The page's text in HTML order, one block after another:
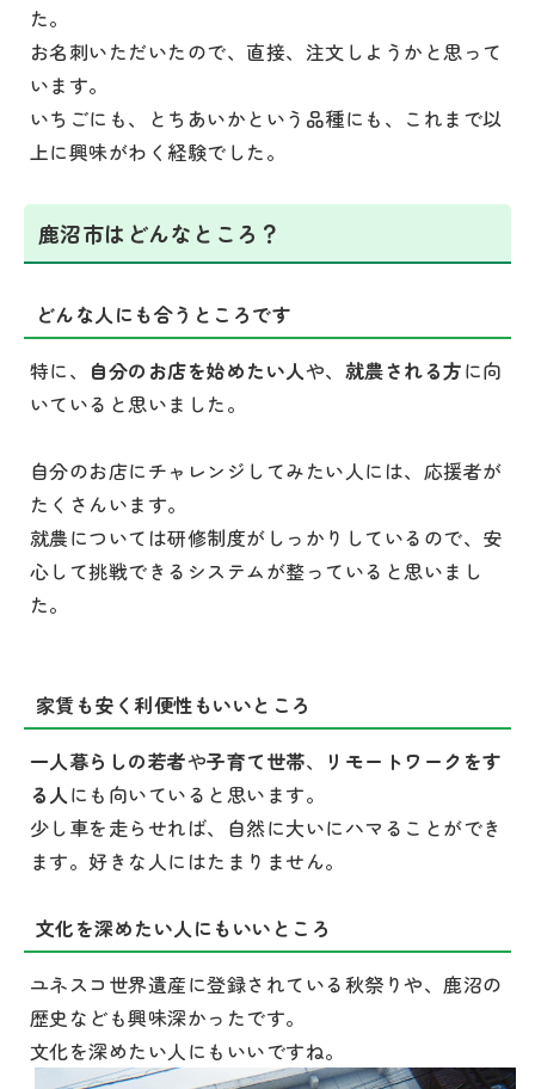
た。
お名刺いただいたので、直接、注文しようかと思って
います。
いちごにも、とちあいかという品種にも、これまで以
上に興味がわく経験でした。
鹿沼市はどんなところ？
どんな人にも合うところです
特に、
自分のお店を始めたい人や、 就農される方に向
いていると思いました。
自分のお店にチャレンジしてみたい人には、応援者が
たくさんいます。
就農については研修制度がしっかりしているので、安
心して挑戦できるシステムが整っていると思いまし
た。
家賃も安く利便性もいいところ
一人暮らしの若者や子育て世帯、
リモートワークをす
る人 にも向いていると思います。
少し車を走らせれば、自然に大いにハマることができ
ます。好きな人にはたまりません。
文化を深めたい人にもいいところ
ユネスコ世界遺産に登録されている秋祭りや、鹿沼の
歴史なども興味深かったです。
文化を深めたい人にもいいですね。